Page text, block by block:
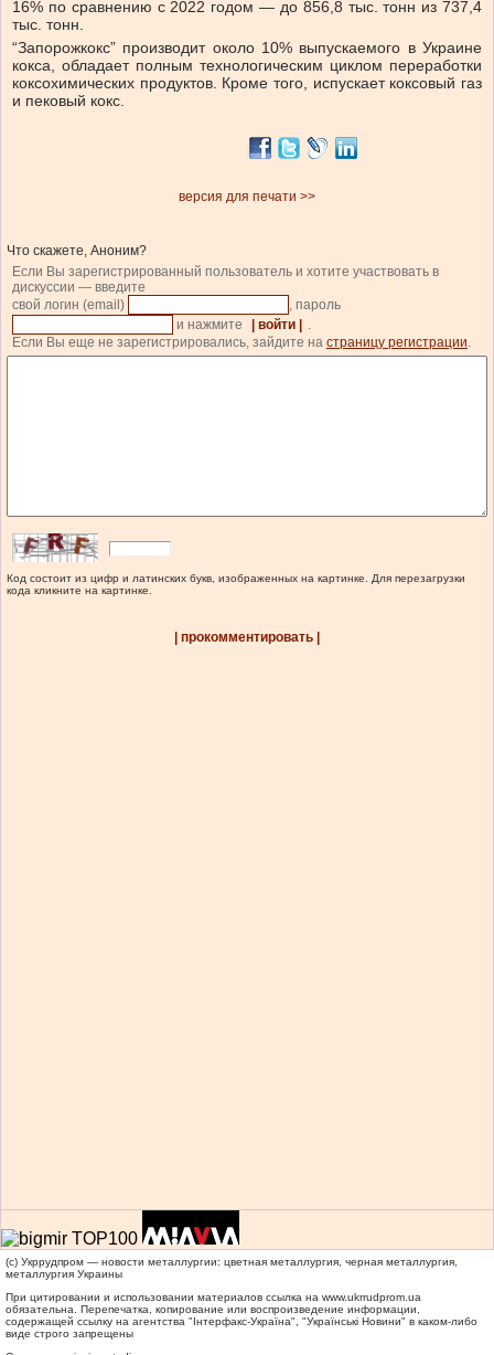
16% по сравнению с 2022 годом — до 856,8 тыс. тонн из 737,4
тыс. тонн.
“Запорожкокс” производит около 10% выпускаемого в Украине
кокса, обладает полным технологическим циклом переработки
коксохимических продуктов. Кроме того, испускает коксовый газ
и пековый кокс.
версия для печати >>
Что скажете, Аноним?
Если Вы зарегистрированный пользователь и хотите участвовать в
дискуссии — введите
свой логин (email)
, пароль
и нажмите
| войти |
.
Если Вы еще не зарегистрировались, зайдите на страницу регистрации.
Код состоит из цифр и латинских букв, изображенных на картинке. Для перезагрузки
кода кликните на картинке.
| прокомментировать |
(c) Укррудпром — новости металлургии: цветная металлургия, черная металлургия,
металлургия Украины
При цитировании и использовании материалов ссылка на www.ukrrudprom.ua
обязательна. Перепечатка, копирование или воспроизведение информации,
содержащей ссылку на агентства "Iнтерфакс-Україна", "Українськi Новини" в каком-либо
виде строго запрещены